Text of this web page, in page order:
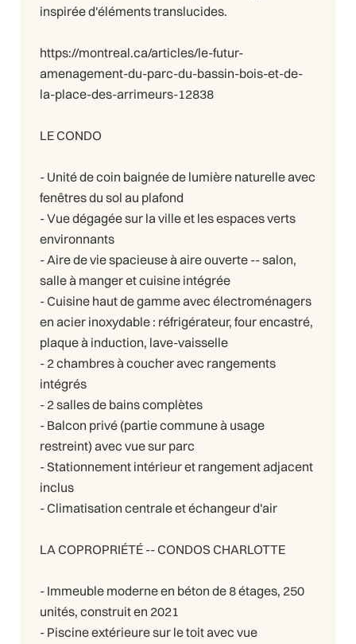
inspirée d'éléments translucides.
https://montreal.ca/articles/le-futur-
amenagement-du-parc-du-bassin-bois-et-de-
la-place-des-arrimeurs-12838
LE CONDO
- Unité de coin baignée de lumière naturelle avec
fenêtres du sol au plafond
- Vue dégagée sur la ville et les espaces verts
environnants
- Aire de vie spacieuse à aire ouverte -- salon,
salle à manger et cuisine intégrée
- Cuisine haut de gamme avec électroménagers
en acier inoxydable : réfrigérateur, four encastré,
plaque à induction, lave-vaisselle
- 2 chambres à coucher avec rangements
intégrés
- 2 salles de bains complètes
- Balcon privé (partie commune à usage
restreint) avec vue sur parc
- Stationnement intérieur et rangement adjacent
inclus
- Climatisation centrale et échangeur d'air
LA COPROPRIÉTÉ -- CONDOS CHARLOTTE
- Immeuble moderne en béton de 8 étages, 250
unités, construit en 2021
- Piscine extérieure sur le toit avec vue